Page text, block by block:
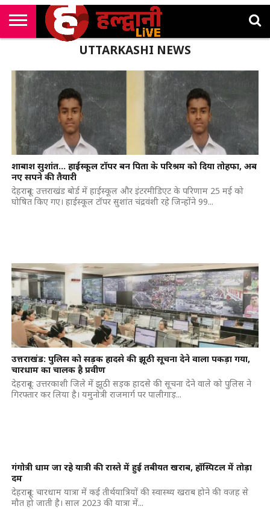
राष्ट्रीय
UTTARKASHI NEWS
शाबाश सुशांत… हाईस्कूल टॉपर बन पिता के परिश्रम को दिया तोहफा, अब
नए सपने की तैयारी
देहरादून: उत्तराखंड बोर्ड में हाईस्कूल और इंटरमीडिएट के परिणाम 25 मई को
घोषित किए गए। हाईस्कूल टॉपर सुशांत चंद्रवंशी रहे जिन्होंने 99...
उत्तराखंड: पुलिस को सड़क हादसे की झूठी सूचना देने वाला पकड़ा गया,
चारधाम का चालक है प्रवीण
देहरादून: उत्तरकाशी जिले में झूठी सड़क हादसे की सूचना देने वाले को पुलिस ने
गिरफ्तार कर लिया है। यमुनोत्री राजमार्ग पर पालीगाड़...
गंगोत्री धाम जा रहे यात्री की रास्ते में हुई तबीयत खराब, हॉस्पिटल में तोड़ा
दम
देहरादून: चारधाम यात्रा में कई तीर्थयात्रियों की स्वास्थ्य खराब होने की वजह से
मौत हो जाती है। साल 2023 की यात्रा में...